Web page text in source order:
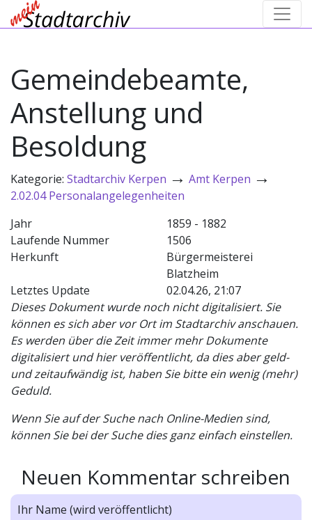
Gemeindebeamte,
Anstellung und
Besoldung
Kategorie: Stadtarchiv Kerpen → Amt Kerpen →
2.02.04 Personalangelegenheiten
Jahr
1859 - 1882
Laufende Nummer
1506
Herkunft
Bürgermeisterei
Blatzheim
Letztes Update
02.04.26, 21:07
Dieses Dokument wurde noch nicht digitalisiert. Sie
können es sich aber vor Ort im Stadtarchiv anschauen.
Es werden über die Zeit immer mehr Dokumente
digitalisiert und hier veröffentlicht, da dies aber geld-
und zeitaufwändig ist, haben Sie bitte ein wenig (mehr)
Geduld.
Wenn Sie auf der Suche nach Online-Medien sind,
können Sie bei der Suche dies ganz einfach einstellen.
Neuen Kommentar schreiben
Ihr Name (wird veröffentlicht)